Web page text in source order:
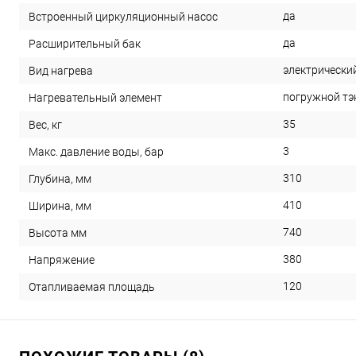
Встроенный циркуляционный насос да
Расширительный бак да
Вид нагрева
Нагревательный элемент погружной
Вес, кг 35
Макс. давление воды, бар 3
Глубина, мм 310
Ширина, мм 410
Высота мм 740
Напряжение 380
Отапливаемая площадь 120